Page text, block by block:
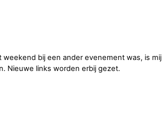
bij een ander evenement was, is mij
Nieuwe links worden erbij gezet.